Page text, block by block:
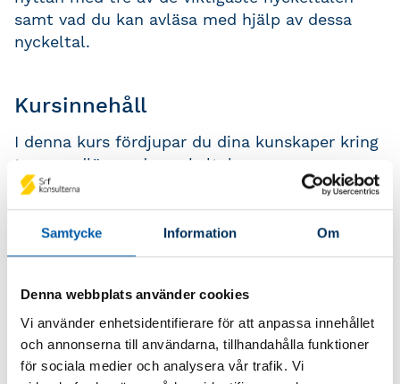
Samtycke Information Om
Denna webbplats använder cookies
Vi använder enhetsidentifierare för att anpassa innehållet
och annonserna till användarna, tillhandahålla funktioner
för sociala medier och analysera vår trafik. Vi
samt vad du kan avläsa med hjälp av dessa
nyckeltal.
Kursinnehåll
I denna kurs fördjupar du dina kunskaper kring
tre grundläggande nyckeltal;
Kassalikviditet
Räntetäckningsgrad
Du kommer även få testa en pedagogisk
modell som hjälper dig att förklara och
tydliggöra nyttan med nyckeltal för dina
kunder.